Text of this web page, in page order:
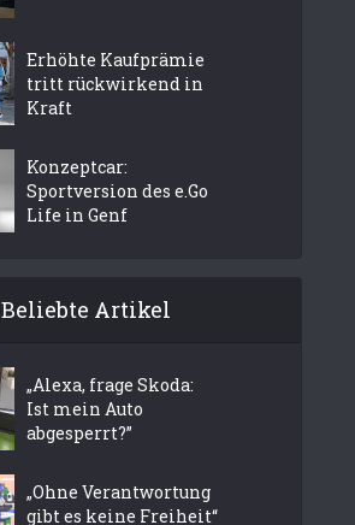
Erhöhte Kaufprämie
tritt rückwirkend in
Kraft
Konzeptcar:
Sportversion des e.Go
Life in Genf
Beliebte Artikel
„Alexa, frage Skoda:
Ist mein Auto
abgesperrt?”
„Ohne Verantwortung
gibt es keine Freiheit“